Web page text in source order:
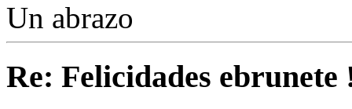
Un abrazo
Re: Felicidades ebrunete